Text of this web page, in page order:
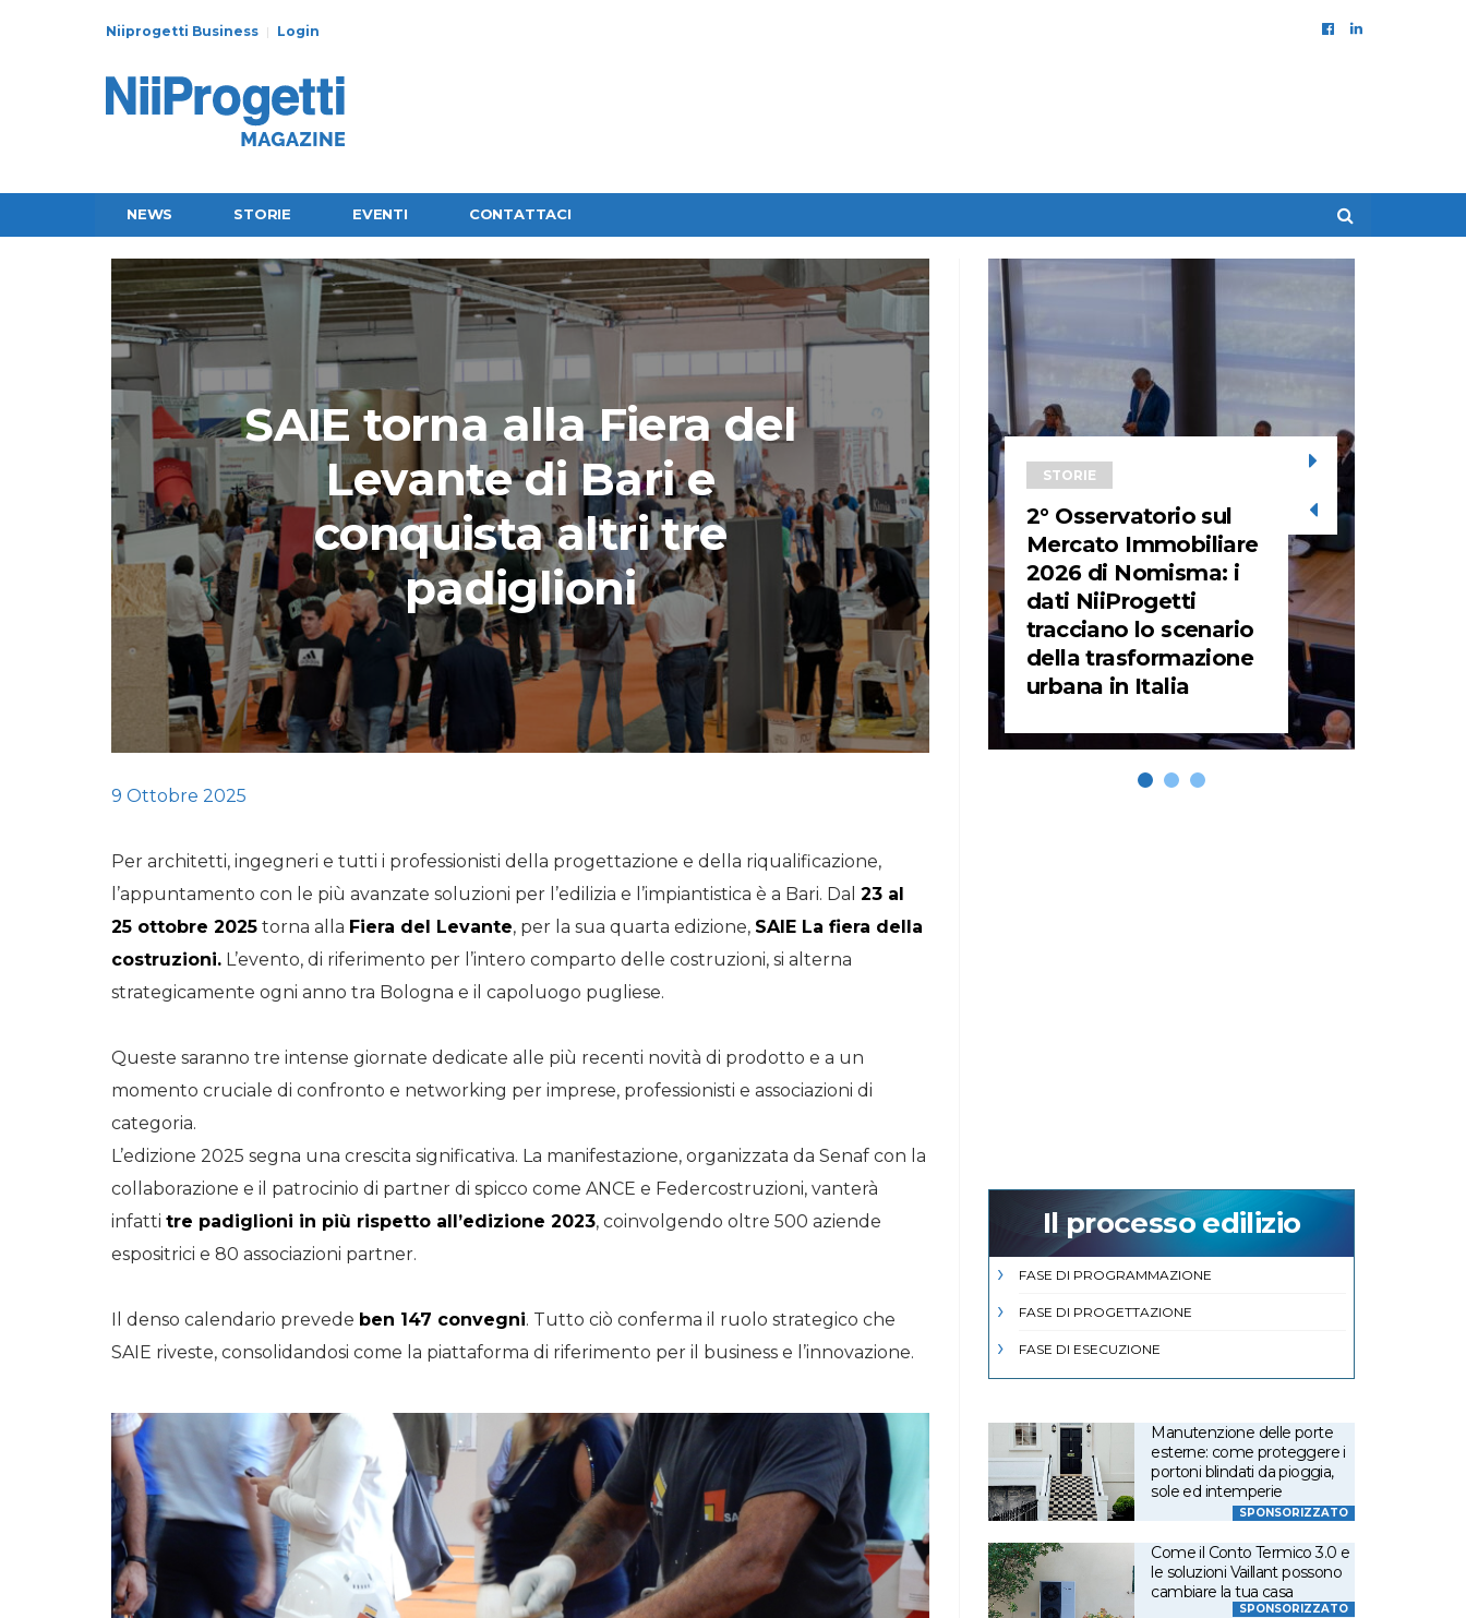
Niiprogetti Business Login
NEWS STORIE EVENTI CONTATTACI
SAIE torna alla Fiera del
Levante di Bari e
conquista altri tre
padiglioni
9 Ottobre 2025
Per architetti, ingegneri e tutti i professionisti della progettazione e della riqualificazione,
l’appuntamento con le più avanzate soluzioni per l’edilizia e l’impiantistica è a Bari. Dal 23 al
25 ottobre 2025 torna alla Fiera del Levante, per la sua quarta edizione, SAIE La fiera della
costruzioni. L’evento, di riferimento per l’intero comparto delle costruzioni, si alterna
strategicamente ogni anno tra Bologna e il capoluogo pugliese.
Queste saranno tre intense giornate dedicate alle più recenti novità di prodotto e a un
momento cruciale di confronto e networking per imprese, professionisti e associazioni di
categoria.
L’edizione 2025 segna una crescita significativa. La manifestazione, organizzata da Senaf con la
collaborazione e il patrocinio di partner di spicco come ANCE e Federcostruzioni, vanterà
infatti tre padiglioni in più rispetto all’edizione 2023, coinvolgendo oltre 500 aziende
espositrici e 80 associazioni partner.
Il denso calendario prevede ben 147 convegni. Tutto ciò conferma il ruolo strategico che
SAIE riveste, consolidandosi come la piattaforma di riferimento per il business e l’innovazione.
STORIE
URBAN
HEADQUARTERS. Il
video del terzo talk di
HEADQUARTERS
REMIX
STORIE
Urban Headquarters:
il workplace che
rigenera la città nel
nuovo talk di
NiiProgetti
STORIE
2° Osservatorio sul
Mercato Immobiliare
2026 di Nomisma: i
dati NiiProgetti
tracciano lo scenario
della trasformazione
urbana in Italia
Il processo edilizio
FASE DI PROGRAMMAZIONE
FASE DI PROGETTAZIONE
FASE DI ESECUZIONE
Manutenzione delle porte
esterne: come proteggere i
portoni blindati da pioggia,
sole ed intemperie
SPONSORIZZATO
Come il Conto Termico 3.0 e
le soluzioni Vaillant possono
cambiare la tua casa
SPONSORIZZATO